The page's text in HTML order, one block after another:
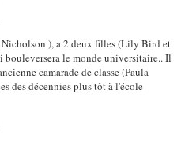
), a 2 deux filles (Lily Bird et
le monde universitaire.. Il
camarade de classe (Paula
des décennies plus tôt à l'école